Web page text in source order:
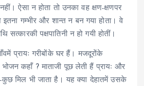
ऐसा न होता तो उनका वह क्षण-क्षणपर
इतना गम्भीर और शान्त न बन गया होता। वे
सत्कारकी पक्षपातिनी न हो गयी होतीं।
प्रायः गरीबोंके घर हैं। मजदूरोंके
कहाँ ? माताजी पूछ लेती हैं प्रायः और
मिल भी जाता है। यह क्या देहातमें उसके